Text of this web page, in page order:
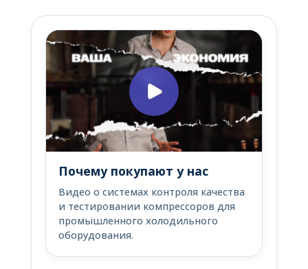
Почему покупают у нас
Видео о системах контроля качества
и тестировании компрессоров для
промышленного холодильного
оборудования.